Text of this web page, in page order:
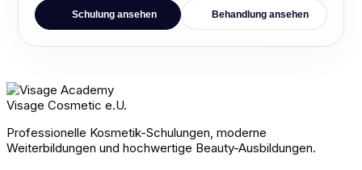
Schulung ansehen Behandlung ansehen
Visage Cosmetic e.U.
Professionelle Kosmetik-Schulungen, moderne
Weiterbildungen und hochwertige Beauty-Ausbildungen.